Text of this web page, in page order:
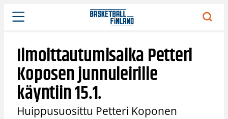
Siirry
sisältöön
Ilmoittautumisaika Petteri
Koposen junnuleirille
käyntiin 15.1.
Huippusuosittu Petteri Koponen